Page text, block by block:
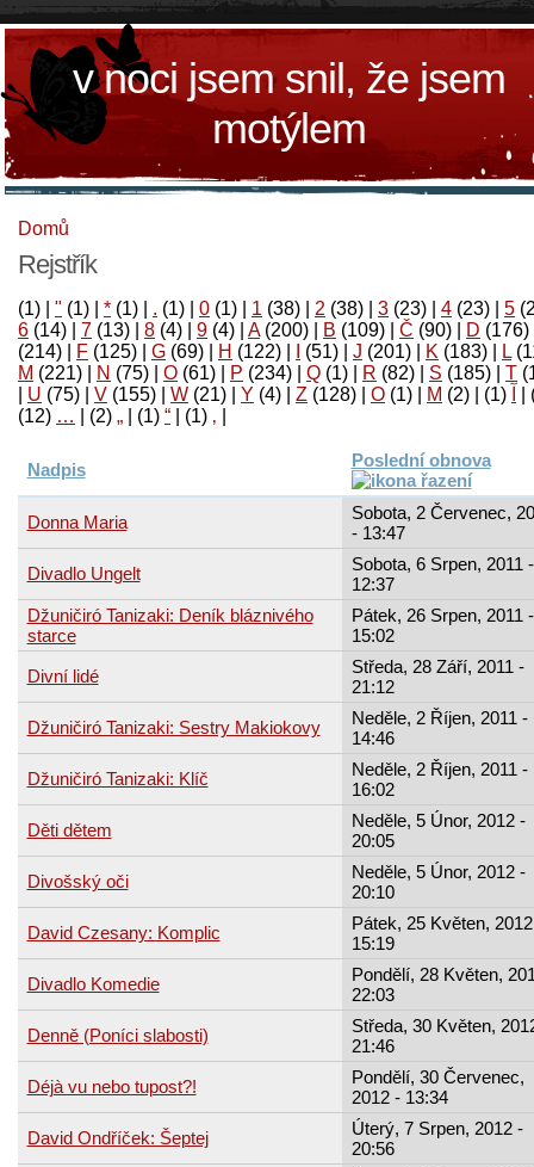
v noci jsem snil, že jsem
motýlem
Domů
Rejstřík
(1) " (1) * (1) . (1) 0 (1) 1 (38) 2 (38) 3 (23) 4 (23) 5
6 (14) 7 (13) 8 (4) 9 (4) A(200) B (109) Č (90) D (176)
(214)
F (125) G (69) H (122) (51) J (201) K (183) L
M (221) N (75) O (61) P (234) Q (1) R (82) S (185) T
U (75) V (155) W (21) Y (4) Z (128) Ο (1) М (2)
(1)
‚
(1)
“
(1)
„
(2)
…
(12)
Nadpis Poslední obnova
Donna Maria
Sobota, 2 Červenec,
- 13:47
Divadlo Ungelt
Sobota, 6 Srpen, 2011 -
12:37
Džuničiró Tanizaki: Deník bláznivého
starce
Pátek, 26 Srpen, 2011 -
15:02
Divní lidé
Středa, 28 Září, 2011 -
21:12
Džuničiró Tanizaki: Sestry Makiokovy
Neděle, 2 Říjen, 2011 -
14:46
Džuničiró Tanizaki: Klíč
Neděle, 2 Říjen, 2011 -
16:02
Děti dětem
Neděle, 5 Únor, 2012 -
20:05
Divošský oči
Neděle, 5 Únor, 2012 -
20:10
David Czesany: Komplic
Pátek, 25 Květen,
15:19
Divadlo Komedie
Pondělí, 28 Květen,
22:03
Denně (Poníci slabosti)
Středa, 30 Květen,
21:46
Déjà vu nebo tupost?!
Pondělí, 30 Červenec,
2012 - 13:34
David Ondříček: Šeptej
Úterý, 7 Srpen, 2012 -
20:56